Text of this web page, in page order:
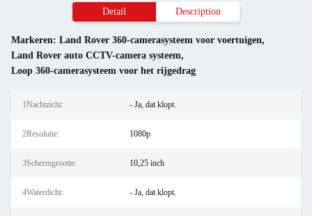
Detail Description
Markeren: Land Rover 360-camerasysteem voor voertuigen,
Land Rover auto CCTV-camera systeem,
Loop 360-camerasysteem voor het rijgedrag
1Nachtzicht: - Ja, dat klopt.
2Resolutie: 1080p
3Schermgrootte: 10,25 inch
4Waterdicht: - Ja, dat klopt.